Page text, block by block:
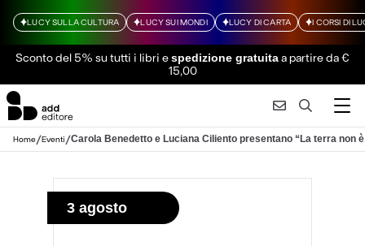
LUCY SULLA CULTURA LUCY SUI MONDI LUCY DI CARTA I CORSI DI
Sconto del 5% su tutti i libri espedizione gratuitaa partire da €
15,00
Home/Eventi/Carola Benedetto e Luciana Ciliento presentano “La terra non
3 agosto